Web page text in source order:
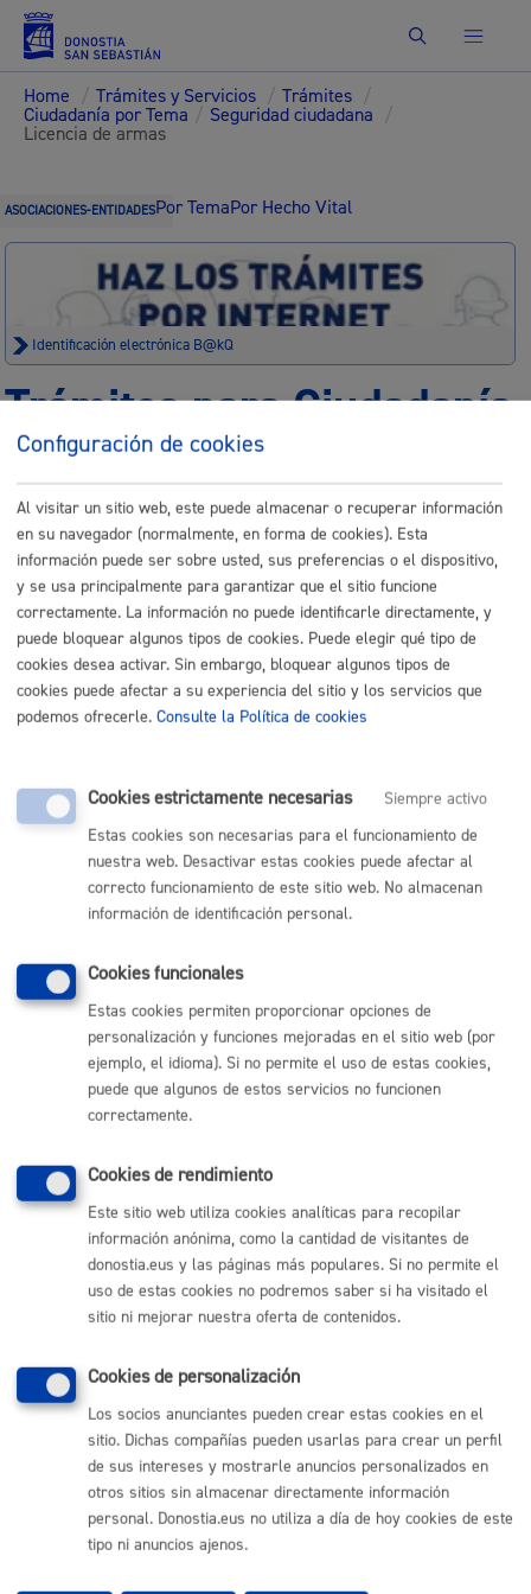
Buscar
Home / Trámites y Servicios / Trámites /
Ciudadanía por Tema / Seguridad ciudadana /
Licencia de armas
ASOCIACIONES-ENTIDADESPor TemaPor Hecho Vital
Identificación electrónica B@kQ
Trámites para Ciudadanía
Sede electrónica
Buscar
Listado completo de Trámites
Licencia de armas
Licencia de tarjeta de armas de 4ª categoría
* Online con
certificado electrónico
PRESENCIAL
TELÉFONO
MÁQUINA
Comunícate con el Ayuntamiento de Donostia / San
Sebastián
(gratuito desde Donostia / San Sebastián)
Buzón de la ciudadanía
Informar de un error en la web
Enlaces útiles
Ofertas de empleo
Sede electrónica
Mapas - GeoDonostia
Sala de prensa
Mapa web
Otras páginas web corporativas
Donostia Kirola
Configuración de cookies
Al visitar un sitio web, este puede almacenar o recuperar información
en su navegador (normalmente, en forma de cookies). Esta
información puede ser sobre usted, sus preferencias o el dispositivo,
y se usa principalmente para garantizar que el sitio funcione
correctamente. La información no puede identificarle directamente, y
puede bloquear algunos tipos de cookies. Puede elegir qué tipo de
cookies desea activar. Sin embargo, bloquear algunos tipos de
cookies puede afectar a su experiencia del sitio y los servicios que
podemos ofrecerle. Consulte la Política de cookies
Cookies estrictamente necesarias
Siempre activo
Estas cookies son necesarias para el funcionamiento de
nuestra web. Desactivar estas cookies puede afectar al
correcto funcionamiento de este sitio web. No almacenan
información de identificación personal.
Cookies funcionales
Estas cookies permiten proporcionar opciones de
personalización y funciones mejoradas en el sitio web (por
ejemplo, el idioma). Si no permite el uso de estas cookies,
puede que algunos de estos servicios no funcionen
correctamente.
Cookies de rendimiento
Este sitio web utiliza cookies analíticas para recopilar
información anónima, como la cantidad de visitantes de
donostia.eus y las páginas más populares. Si no permite el
uso de estas cookies no podremos saber si ha visitado el
sitio ni mejorar nuestra oferta de contenidos.
Cookies de personalización
Los socios anunciantes pueden crear estas cookies en el
sitio. Dichas compañías pueden usarlas para crear un perfil
de sus intereses y mostrarle anuncios personalizados en
otros sitios sin almacenar directamente información
personal. Donostia.eus no utiliza a día de hoy cookies de este
tipo ni anuncios ajenos.